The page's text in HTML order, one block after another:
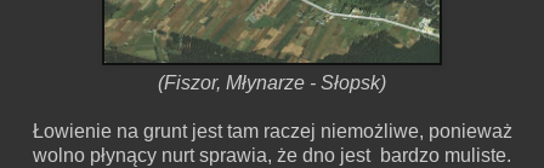
(Fiszor, Młynarze - Słopsk)
Łowienie na grunt jest tam raczej niemożliwe, ponieważ
wolno płynący nurt sprawia, że dno jest bardzo muliste.